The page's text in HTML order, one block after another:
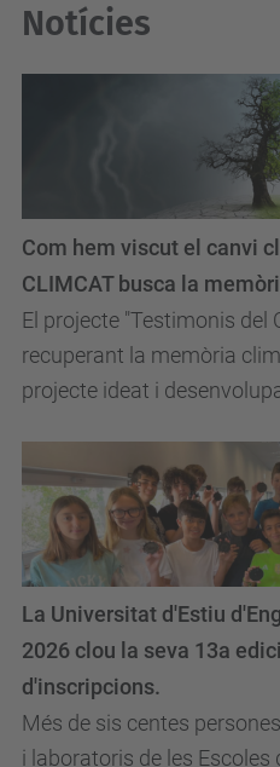
Notícies
El projecte "Testimonis del
recuperant la memòria
projecte ideat i
Com hem viscut el canvi
CLIMCAT busca la
Més de sis centes
i laboratoris de les Escoles
La Universitat d'Estiu
2026 clou la seva 13a
d'inscripcions.